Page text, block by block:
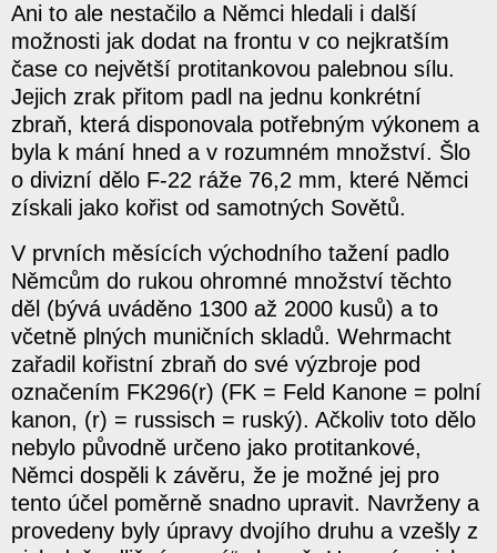
Ani to ale nestačilo a Němci hledali i další
možnosti jak dodat na frontu v co nejkratším
čase co největší protitankovou palebnou sílu.
Jejich zrak přitom padl na jednu konkrétní
zbraň, která disponovala potřebným výkonem a
byla k mání hned a v rozumném množství. Šlo
o divizní dělo F-22 ráže 76,2 mm, které Němci
získali jako kořist od samotných Sovětů.
V prvních měsících východního tažení padlo
Němcům do rukou ohromné množství těchto
děl (bývá uváděno 1300 až 2000 kusů) a to
včetně plných muničních skladů. Wehrmacht
zařadil kořistní zbraň do své výzbroje pod
označením FK296(r) (FK = Feld Kanone = polní
kanon, (r) = russisch = ruský). Ačkoliv toto dělo
nebylo původně určeno jako protitankové,
Němci dospěli k závěru, že je možné jej pro
tento účel poměrně snadno upravit. Navrženy a
provedeny byly úpravy dvojího druhu a vzešly z